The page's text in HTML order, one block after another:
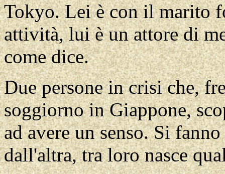
Tokyo. Lei è con il marito
attività, lui è un attore di
come dice.
Due persone in crisi che,
soggiorno in Giappone,
ad avere un senso. Si
dall'altra, tra loro nasce